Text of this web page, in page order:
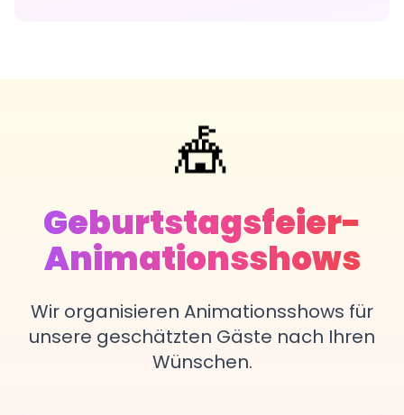
🎪
Geburtstagsfeier-
Animationsshows
Wir organisieren Animationsshows für
unsere geschätzten Gäste nach Ihren
Wünschen.